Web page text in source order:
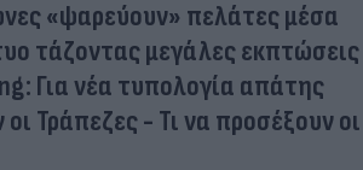
«ψαρεύουν» πελάτες μέσα
τάζοντας μεγάλες εκπτώσεις
Για νέα τυπολογία απάτης
Τράπεζες - Τι να προσέξουν οι